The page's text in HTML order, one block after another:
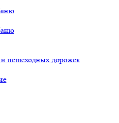
пешеходных дорожек